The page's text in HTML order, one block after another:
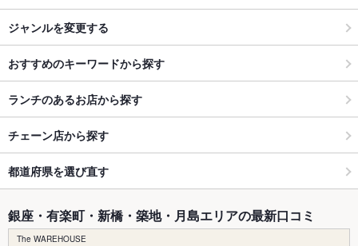
ジャンルを変更する
おすすめのキーワードから探す
ランチのあるお店から探す
チェーン店から探す
都道府県を選び直す
銀座・有楽町・新橋・築地・月島エリアの最新口コミ
The WAREHOUSE